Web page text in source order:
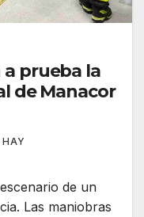
prueba la
de Manacor
de un
Las maniobras